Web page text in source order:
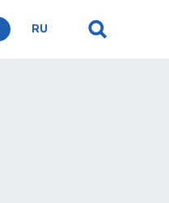
RU